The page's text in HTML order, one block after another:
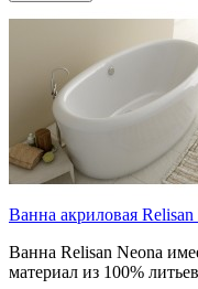
Ванна акриловая
Ванна Relisan Neona
материал из 100%